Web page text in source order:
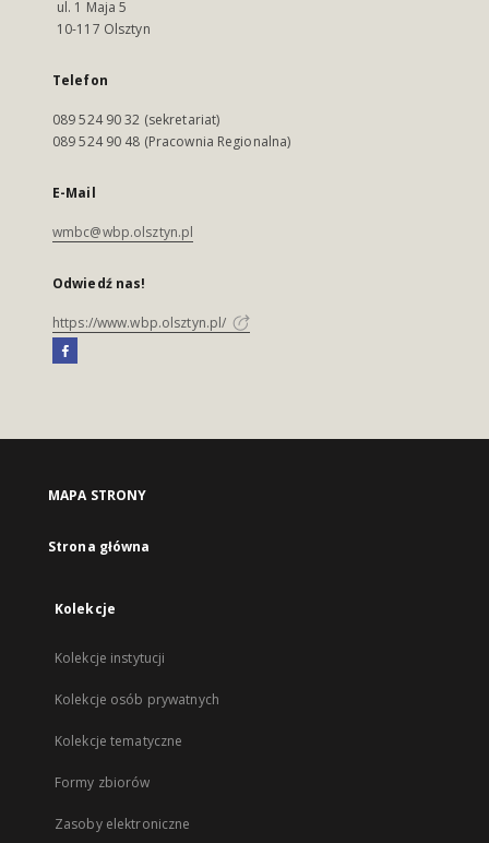
ul. 1 Maja 5
10-117 Olsztyn
Telefon
089 524 90 32 (sekretariat)
089 524 90 48 (Pracownia Regionalna)
E-Mail
wmbc@wbp.olsztyn.pl
Odwiedź nas!
https://www.wbp.olsztyn.pl/
MAPA STRONY
Strona główna
Kolekcje
Kolekcje instytucji
Kolekcje osób prywatnych
Kolekcje tematyczne
Formy zbiorów
Zasoby elektroniczne